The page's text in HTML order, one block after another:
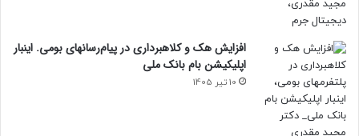
افزایش هک و کلاهبرداری در پیام‌رسانهای بومی. اینبار
اپلیکیشن بام‌ بانک ملی
10 تیر 1405